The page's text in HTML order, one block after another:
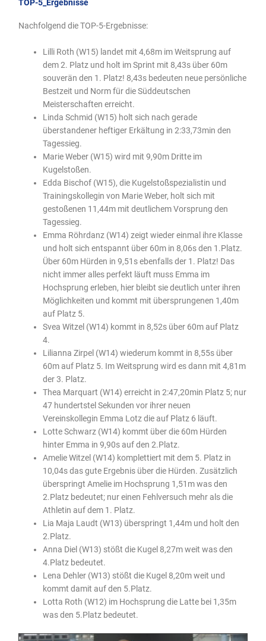
TOP-5_Ergebnisse
Nachfolgend die TOP-5-Ergebnisse:
Lilli Roth (W15) landet mit 4,68m im Weitsprung auf
dem 2. Platz und holt im Sprint mit 8,43s über 60m
souverän den 1. Platz! 8,43s bedeuten neue persönliche
Bestzeit und Norm für die Süddeutschen
Meisterschaften erreicht.
Linda Schmid (W15) holt sich nach gerade
überstandener heftiger Erkältung in 2:33,73min den
Tagessieg.
Marie Weber (W15) wird mit 9,90m Dritte im
Kugelstoßen.
Edda Bischof (W15), die Kugelstoßspezialistin und
Trainingskollegin von Marie Weber, holt sich mit
gestoßenen 11,44m mit deutlichem Vorsprung den
Tagessieg.
Emma Röhrdanz (W14) zeigt wieder einmal ihre Klasse
und holt sich entspannt über 60m in 8,06s den 1.Platz.
Über 60m Hürden in 9,51s ebenfalls der 1. Platz! Das
nicht immer alles perfekt läuft muss Emma im
Hochsprung erleben, hier bleibt sie deutlich unter ihren
Möglichkeiten und kommt mit übersprungenen 1,40m
auf Platz 5.
Svea Witzel (W14) kommt in 8,52s über 60m auf Platz
4.
Lilianna Zirpel (W14) wiederum kommt in 8,55s über
60m auf Platz 5. Im Weitsprung wird es dann mit 4,81m
der 3. Platz.
Thea Marquart (W14) erreicht in 2:47,20min Platz 5; nur
47 hundertstel Sekunden vor ihrer neuen
Vereinskollegin Emma Lotz die auf Platz 6 läuft.
Lotte Schwarz (W14) kommt über die 60m Hürden
hinter Emma in 9,90s auf den 2.Platz.
Amelie Witzel (W14) komplettiert mit dem 5. Platz in
10,04s das gute Ergebnis über die Hürden. Zusätzlich
überspringt Amelie im Hochsprung 1,51m was den
2.Platz bedeutet; nur einen Fehlversuch mehr als die
Athletin auf dem 1. Platz.
Lia Maja Laudt (W13) überspringt 1,44m und holt den
2.Platz.
Anna Diel (W13) stößt die Kugel 8,27m weit was den
4.Platz bedeutet.
Lena Dehler (W13) stößt die Kugel 8,20m weit und
kommt damit auf den 5.Platz.
Lotta Roth (W12) im Hochsprung die Latte bei 1,35m
was den 5.Platz bedeutet.